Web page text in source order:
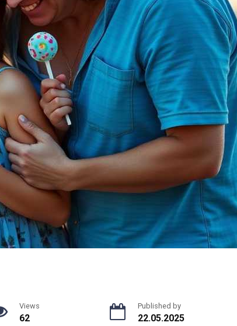
Views
62
Published by
22.05.2025